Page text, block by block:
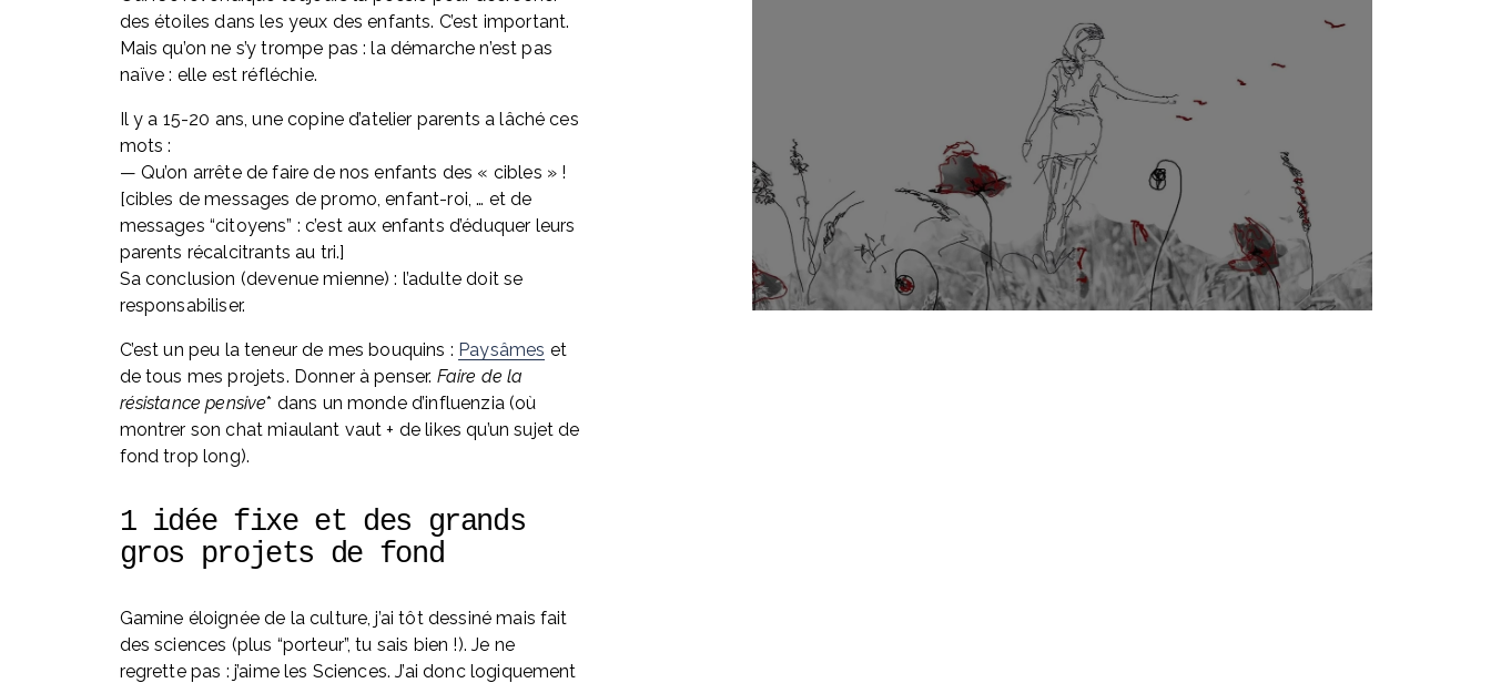
des étoiles dans les yeux des enfants. C’est important.
Mais qu’on ne s’y trompe pas : la démarche n’est pas
naïve : elle est réfléchie.
Il y a 15-20 ans, une copine d’atelier parents a lâché ces
mots :
— Qu’on arrête de faire de nos enfants des « cibles » !
[cibles de messages de promo, enfant-roi, … et de
messages “citoyens” : c’est aux enfants d’éduquer leurs
parents récalcitrants au tri.]
Sa conclusion (devenue mienne) : l’adulte doit se
responsabiliser.
C’est un peu la teneur de mes bouquins : Paysâmes et
de tous mes projets. Donner à penser. Faire de la
résistance pensive* dans un monde d’influenzia (où
montrer son chat miaulant vaut + de likes qu’un sujet de
fond trop long).
1 idée fixe et des grands
gros projets de fond
Gamine éloignée de la culture, j’ai tôt dessiné mais fait
des sciences (plus “porteur”, tu sais bien !). Je ne
regrette pas : j’aime les Sciences. J’ai donc logiquement